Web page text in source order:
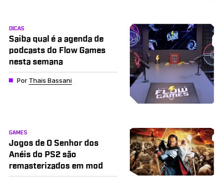
DICAS
Saiba qual é a agenda de
podcasts do Flow Games
nesta semana
Por Thais Bassani
GAMES
Jogos de O Senhor dos
Anéis do PS2 são
remasterizados em mod